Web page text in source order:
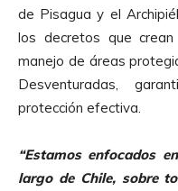
de Pisagua y el
los decretos que
manejo de áreas
Desventuradas,
protección efectiva.
“Estamos enfocados
largo de Chile, sobre